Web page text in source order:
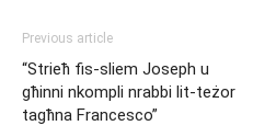
Previous article
“Strieħ fis-sliem Joseph u
għinni nkompli nrabbi lit-teżor
tagħna Francesco”